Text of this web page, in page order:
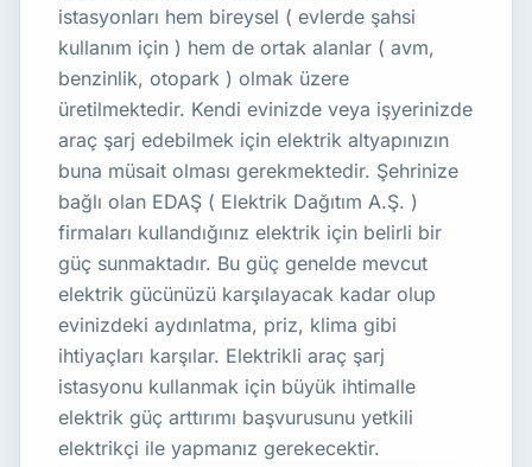
istasyonları hem bireysel ( evlerde şahsi
kullanım için ) hem de ortak alanlar ( avm,
benzinlik, otopark ) olmak üzere
üretilmektedir. Kendi evinizde veya işyerinizde
araç şarj edebilmek için elektrik altyapınızın
buna müsait olması gerekmektedir. Şehrinize
bağlı olan EDAŞ ( Elektrik Dağıtım A.Ş. )
firmaları kullandığınız elektrik için belirli bir
güç sunmaktadır. Bu güç genelde mevcut
elektrik gücünüzü karşılayacak kadar olup
evinizdeki aydınlatma, priz, klima gibi
ihtiyaçları karşılar. Elektrikli araç şarj
istasyonu kullanmak için büyük ihtimalle
elektrik güç arttırımı başvurusunu yetkili
elektrikçi ile yapmanız gerekecektir.